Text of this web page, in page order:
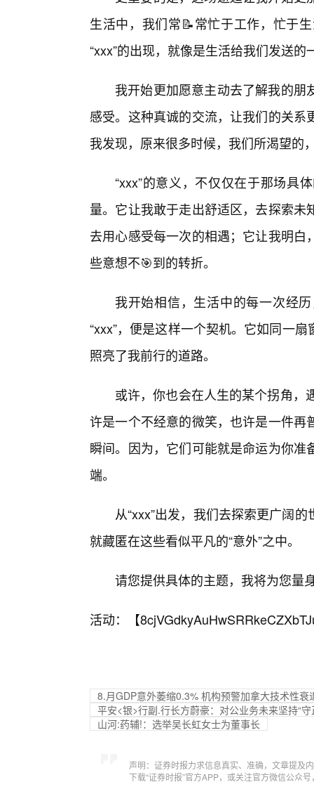
生活中，我们常📝常忙于工作，忙于
“xxx”的出现，就像是生活给我们发送
我开始更加愿意主动去了解我的
感受。这种真诚的交流，让我们的关
我发现，原来很多时候，我们所渴望的
“xxx”的意义，不仅仅在于那场具
量。它让我敢于走出舒适区，去探索
去用心感受每一次的相遇；它让我明
些意想不🎯到的转折。
我开始相信，生活中的每一次经
“xxx”，便是这样一个契机。它如同一
照亮了我前行的道路。
或许，你也会在人生的某个拐角，
许是一个不经意的微笑，也许是一件
瞬间。因为，它们可能就是命运为你
端。
从“xxx”出发，我们去探索更广阔
就藏匿在这些看似平凡的“意外”之中。
请您提供具体的主题，我将为您量
活动：【
8.月GDP意外萎缩0.3% 机构预警加拿大技术性衰
平安<银>行副.行长方蔚豪：对公业务未来坚持“
山河:药辅!：选举吴长虹女士为董事长
声明：证券时报力求信息真实、准确，文章提及
下载“证券时报”官方APP，或关注官方微信公众